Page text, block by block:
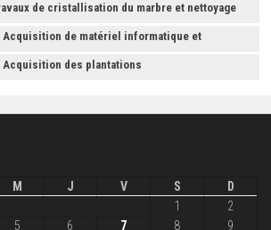
de cristallisation du marbre et nettoyage
de matériel informatique et
des plantations
M J V S D
1
2
5 6 7 8
9